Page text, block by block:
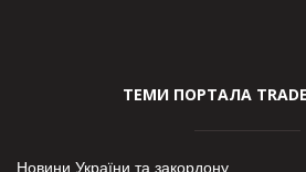
ТЕМИ ПОРТАЛА
Новини України та закордону